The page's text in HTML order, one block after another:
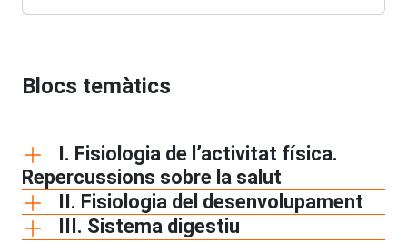
Blocs temàtics
I. Fisiologia de l’activitat física.
Repercussions sobre la salut
II. Fisiologia del desenvolupament
III. Sistema digestiu